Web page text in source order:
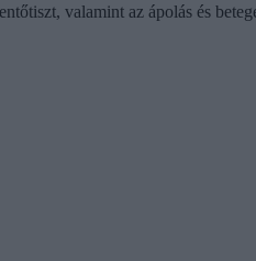
valamint az ápolás és